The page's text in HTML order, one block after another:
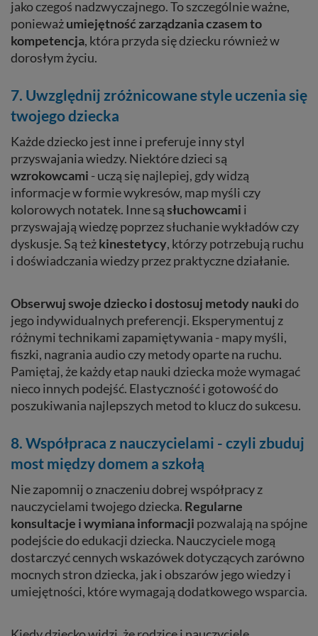
jako czegoś nadzwyczajnego. To szczególnie ważne,
ponieważumiejętność zarządzania czasem to
kompetencja, która przyda się dziecku również w
dorosłym życiu.
7. Uwzględnij zróżnicowane style uczenia się
twojego dziecka
Każde dziecko jest inne i preferuje inny styl
przyswajania wiedzy. Niektóre dzieci są
wzrokowcami - uczą się najlepiej, gdy widzą
informacje w formie wykresów, map myśli czy
kolorowych notatek. Inne sąsłuchowcami i
przyswajają wiedzę poprzez słuchanie wykładów czy
dyskusje. Są teżkinestetycy, którzy potrzebują ruchu
i doświadczania wiedzy przez praktyczne działanie.
Obserwuj swoje dziecko i dostosuj metody naukido
jego indywidualnych preferencji. Eksperymentuj z
różnymi technikami zapamiętywania - mapy myśli,
fiszki, nagrania audio czy metody oparte na ruchu.
Pamiętaj, że każdy etap nauki dziecka może wymagać
nieco innych podejść. Elastyczność i gotowość do
poszukiwania najlepszych metod to klucz do sukcesu.
8. Współpraca z nauczycielami - czyli zbuduj
most między domem a szkołą
Nie zapomnij o znaczeniu dobrej współpracy z
nauczycielami twojego dziecka. Regularne
konsultacje i wymiana informacji pozwalają na spójne
podejście do edukacji dziecka. Nauczyciele mogą
dostarczyć cennych wskazówek dotyczących zarówno
mocnych stron dziecka, jak i obszarów jego wiedzy i
umiejętności, które wymagają dodatkowego wsparcia.